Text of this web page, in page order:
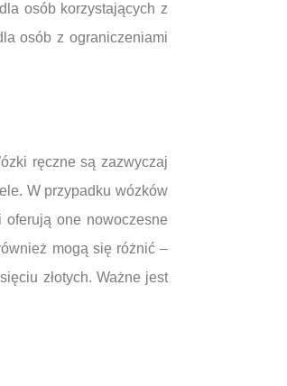
osób korzystających z
osób z ograniczeniami
ręczne są zazwyczaj
W przypadku wózków
oferują one nowoczesne
mogą się różnić –
złotych. Ważne jest